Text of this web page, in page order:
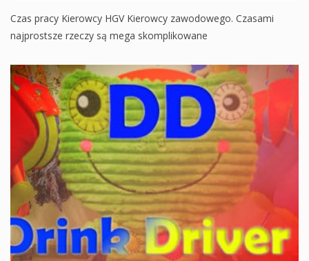
Czas pracy Kierowcy HGV Kierowcy zawodowego. Czasami
najprostsze rzeczy są mega skomplikowane